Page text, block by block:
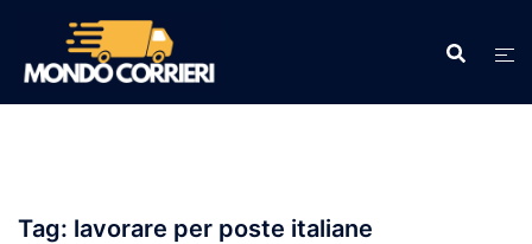
contenuto
Tag: lavorare per poste italiane